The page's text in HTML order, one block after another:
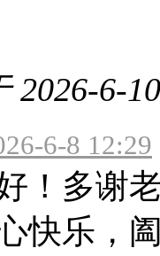
2026-6-
6-8 12:29
！多谢
快乐，